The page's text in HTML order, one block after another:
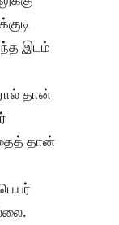
இடம்
தான்
தான்